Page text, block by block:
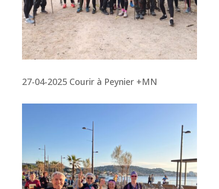
27-04-2025 Courir à Peynier +MN